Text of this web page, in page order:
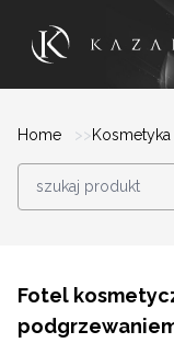
Home Kosmetyka
Fotel